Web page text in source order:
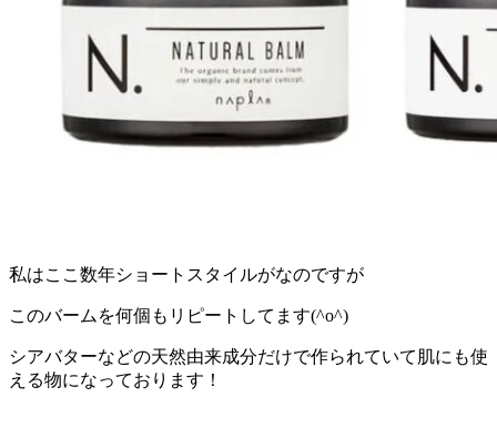
私はここ数年ショートスタイルがなのですが
このバームを何個もリピートしてます(^o^)
シアバターなどの天然由来成分だけで作られていて肌にも使
える物になっております！